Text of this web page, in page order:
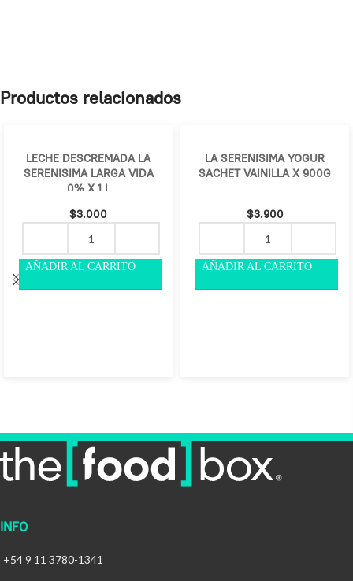
Productos relacionados
LECHE DESCREMADA LA
SERENISIMA LARGA VIDA
0% X 1 L
$3.000
LA SERENISIMA YOGUR
SACHET VAINILLA X 900G
$3.900
INFO
+54 9 11 3780-1341